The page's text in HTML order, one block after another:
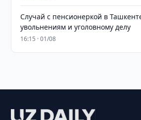
Случай с пенсионеркой в
увольнениям и уголовному делу
16:15 · 01/08